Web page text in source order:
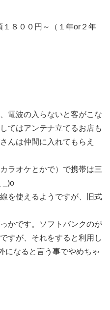
８００円～（１年or２年
電波の入らないと客がこな
てはアンテナ立てるお店も
んは仲間に入れてもらえ
ラオケとかで）で携帯は三
_)o
を使えるようですが、旧式
かです。ソフトバンクのが
すが、それをすると利用し
になると言う事でやめちゃ